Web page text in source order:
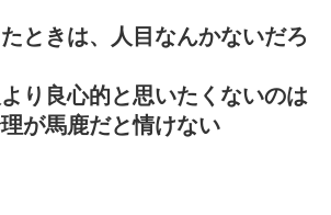
ときは、人目なんかないだろ
り良心的と思いたくないのは
が馬鹿だと情けない